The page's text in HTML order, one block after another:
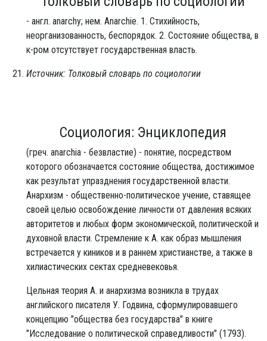
- англ. anarchy; нем. Anarchie. 1. Стихийность,
неорганизованность, беспорядок. 2. Состояние общества, в
к-ром отсутствует государственная власть.
Источник: Толковый словарь по социологии
Социология: Энциклопедия
(греч. anarchia - безвластие) - понятие, посредством
которого обозначается состояние общества, достижимое
как результат упразднения государственной власти.
Анархизм - общественно-политическое учение, ставящее
своей целью освобождение личности от давления всяких
авторитетов и любых форм экономической, политической и
духовной власти. Стремление к А. как образ мышления
встречается у киников и в раннем христианстве, а также в
хилиастических сектах средневековья.
Цельная теория А. и анархизма возникла в трудах
английского писателя У. Годвина, сформулировавшего
концепцию "общества без государства" в книге
"Исследование о политической справедливости" (1793).